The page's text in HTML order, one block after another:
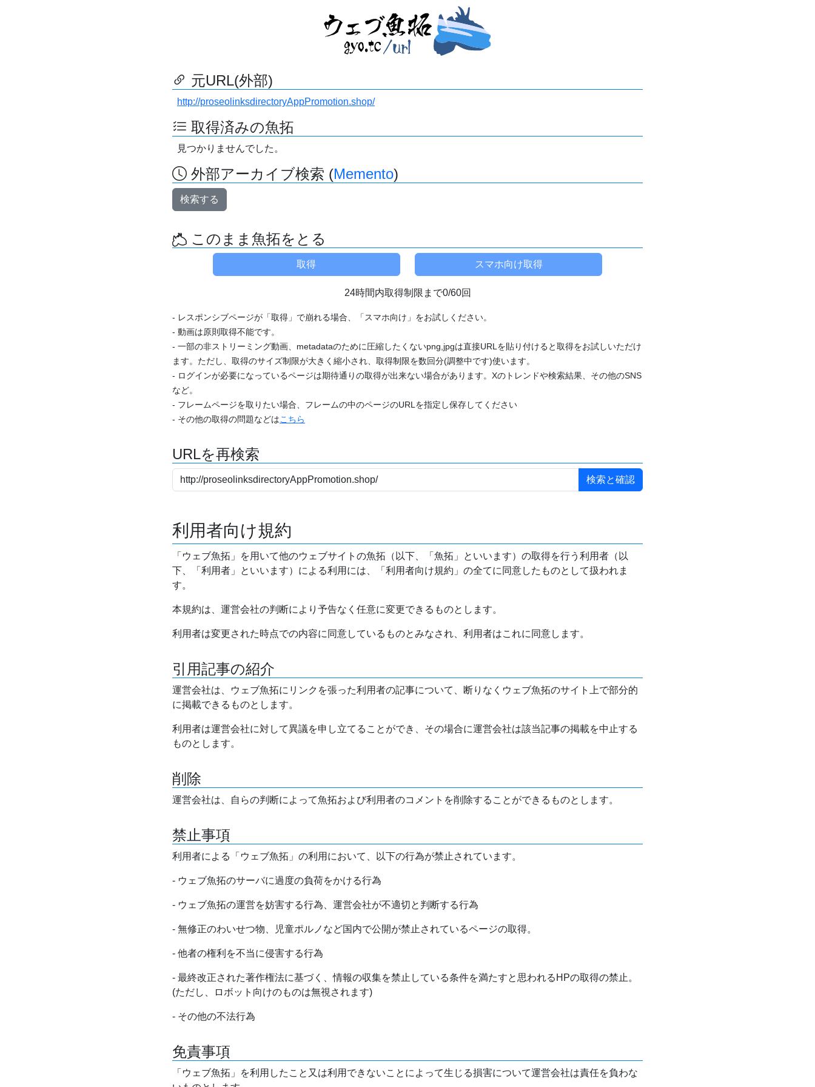
元URL(外部)
http://proseolinksdirectoryAppPromotion.shop/
取得済みの魚拓
見つかりませんでした。
外部アーカイブ検索 (Memento)
検索する
このまま魚拓をとる
24時間内取得制限まで0/60回
- レスポンシブページが「取得」で崩れる場合、「スマホ向け」をお試しください。
- 動画は原則取得不能です。
- 一部の非ストリーミング動画、metadataのために圧縮したくないpng,jpgは直接URLを貼り付けると取得をお試しいただけ
ます。ただし、取得のサイズ制限が大きく縮小され、取得制限を数回分(調整中です)使います。
- ログインが必要になっているページは期待通りの取得が出来ない場合があります。Xのトレンドや検索結果、その他のSNS
など。
- フレームページを取りたい場合、フレームの中のページのURLを指定し保存してください
- その他の取得の問題などはこちら
URLを再検索
利用者向け規約
「ウェブ魚拓」を用いて他のウェブサイトの魚拓（以下、「魚拓」といいます）の取得を行う利用者（以
下、「利用者」といいます）による利用には、「利用者向け規約」の全てに同意したものとして扱われま
す。
本規約は、運営会社の判断により予告なく任意に変更できるものとします。
利用者は変更された時点での内容に同意しているものとみなされ、利用者はこれに同意します。
引用記事の紹介
運営会社は、ウェブ魚拓にリンクを張った利用者の記事について、断りなくウェブ魚拓のサイト上で部分的
に掲載できるものとします。
利用者は運営会社に対して異議を申し立てることができ、その場合に運営会社は該当記事の掲載を中止する
ものとします。
削除
運営会社は、自らの判断によって魚拓および利用者のコメントを削除することができるものとします。
禁止事項
利用者による「ウェブ魚拓」の利用において、以下の行為が禁止されています。
- ウェブ魚拓のサーバに過度の負荷をかける行為
- ウェブ魚拓の運営を妨害する行為、運営会社が不適切と判断する行為
- 無修正のわいせつ物、児童ポルノなど国内で公開が禁止されているページの取得。
- 他者の権利を不当に侵害する行為
- 最終改正された著作権法に基づく、情報の収集を禁止している条件を満たすと思われるHPの取得の禁止。
(ただし、ロボット向けのものは無視されます)
- その他の不法行為
免責事項
「ウェブ魚拓」を利用したこと又は利用できないことによって生じる損害について運営会社は責任を負わな